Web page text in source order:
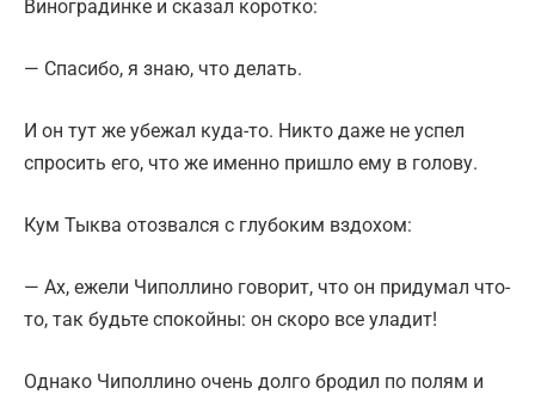
Виноградинке и сказал коротко:
— Спасибо, я знаю, что делать.
И он тут же убежал куда-то. Никто даже не успел
спросить его, что же именно пришло ему в голову.
Кум Тыква отозвался с глубоким вздохом:
— Ах, ежели Чиполлино говорит, что он придумал что-
то, так будьте спокойны: он скоро все уладит!
Однако Чиполлино очень долго бродил по полям и